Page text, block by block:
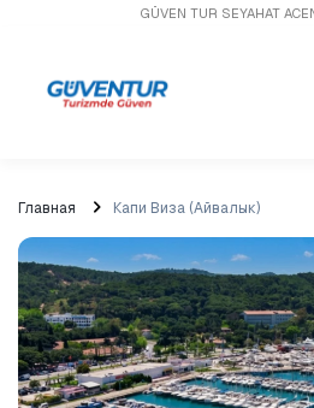
GÜVEN TUR SEYAHAT
Главная Капи Виза (Айвалык)